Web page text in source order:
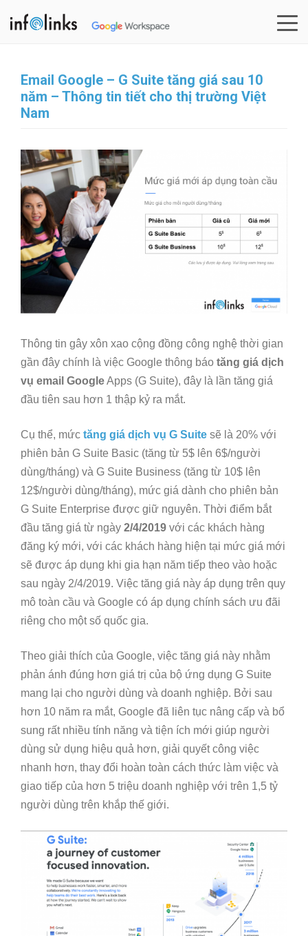
Email Google – G Suite tăng giá sau 10
năm – Thông tin tiết cho thị trường Việt
Nam
Thông tin gây xôn xao cộng đồng công nghệ thời gian
gần đây chính là việc Google thông báo tăng giá dịch
vụ email GoogleApps (G Suite), đây là lần tăng giá
đầu tiên sau hơn 1 thập kỷ ra mắt.
Cụ thể, mức tăng giá dịch vụ G Suite sẽ là 20% với
phiên bản G Suite Basic (tăng từ 5$ lên 6$/người
dùng/tháng) và G Suite Business (tăng từ 10$ lên
12$/người dùng/tháng), mức giá dành cho phiên bản
G Suite Enterprise được giữ nguyên. Thời điểm bắt
đầu tăng giá từ ngày 2/4/2019 với các khách hàng
đăng ký mới, với các khách hàng hiện tại mức giá mới
sẽ được áp dụng khi gia hạn năm tiếp theo vào hoặc
sau ngày 2/4/2019. Việc tăng giá này áp dụng trên quy
mô toàn cầu và Google có áp dụng chính sách ưu đãi
riêng cho một số quốc gia.
Theo giải thích của Google, việc tăng giá này nhằm
phản ánh đúng hơn giá trị của bộ ứng dụng G Suite
mang lại cho người dùng và doanh nghiệp. Bởi sau
hơn 10 năm ra mắt, Google đã liên tục nâng cấp và bổ
sung rất nhiều tính năng và tiện ích mới giúp người
dùng sử dụng hiệu quả hơn, giải quyết công việc
nhanh hơn, thay đổi hoàn toàn cách thức làm việc và
giao tiếp của hơn 5 triệu doanh nghiệp với trên 1,5 tỷ
người dùng trên khắp thế giới.